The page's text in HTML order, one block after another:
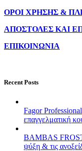
ΟΡΟΙ ΧΡΗΣΗΣ &
ΑΠΟΣΤΟΛΕΣ ΚΑΙ
ΕΠΙΚΟΙΝΩΝΙΑ
Recent Posts
Fagor
επαγγελματική
BAMBAS
ψύξη & τις